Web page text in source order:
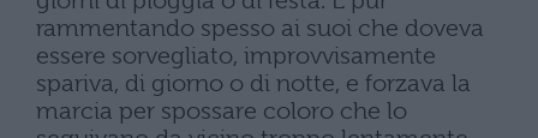
rammentando spesso ai suoi che doveva
essere sorvegliato, improvvisamente
spariva, di giorno o di notte, e forzava la
marcia per spossare coloro che lo